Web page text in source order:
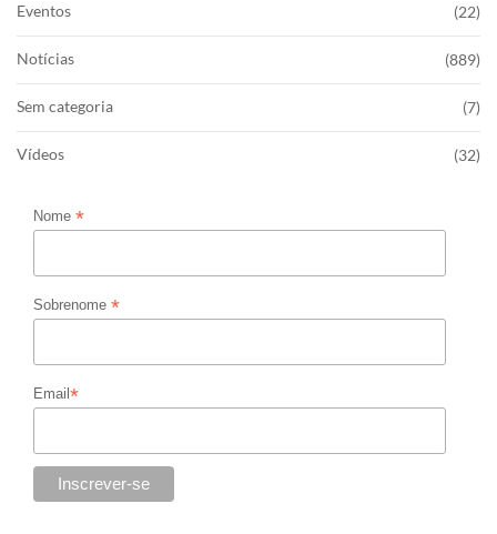
Eventos (22)
Notícias (889)
Sem categoria (7)
Vídeos (32)
Nome *
Sobrenome *
Email*